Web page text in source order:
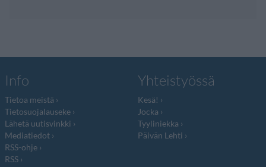
Info
Tietoa meistä
Tietosuojalauseke
Lähetä uutisvinkki
Mediatiedot
RSS-ohje
RSS
Yhteistyössä
Kesä!
Jocka
Tyyliniekka
Päivän Lehti